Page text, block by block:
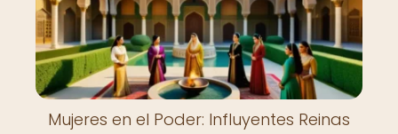
Mujeres en el Poder: Influyentes Reinas